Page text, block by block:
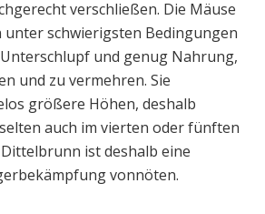
verschließen. Die Mäuse
unter schwierigsten Bedingungen
und genug Nahrung,
und zu vermehren. Sie
größere Höhen, deshalb
auch im vierten oder fünften
ist deshalb eine
vonnöten.